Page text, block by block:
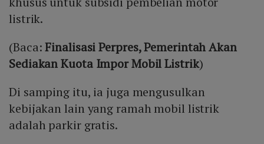
listrik.
(Baca:Finalisasi Perpres, Pemerintah Akan
Sediakan Kuota Impor Mobil Listrik)
Di samping itu, ia juga mengusulkan
kebijakan lain yang ramah mobil listrik
adalah parkir gratis.